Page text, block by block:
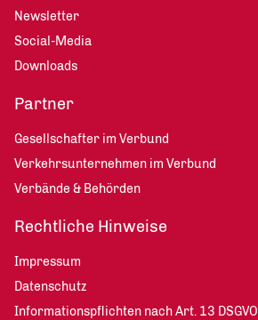
Newsletter
Social-Media
Downloads
Partner
Gesellschafter im Verbund
Verkehrsunternehmen im Verbund
Verbände & Behörden
Rechtliche Hinweise
Impressum
Datenschutz
Informationspflichten nach Art. 13 DSGVO